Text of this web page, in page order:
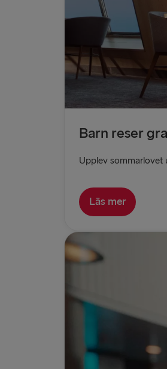
Barn reser
Upplev sommarlovet
Läs mer